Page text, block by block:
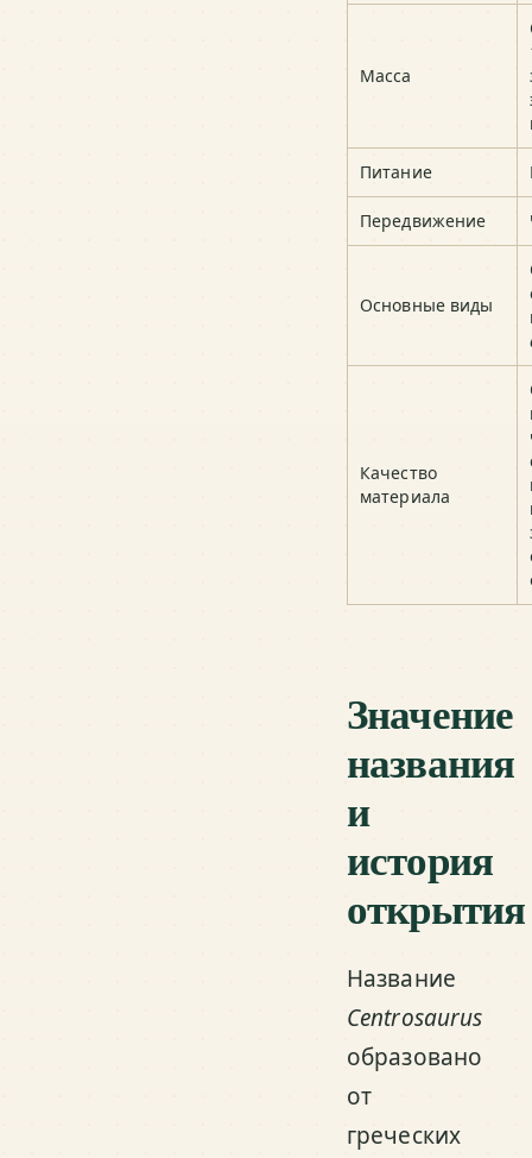
Масса
Питание
Передвижение
Основные виды
Качество
материала
Значение
названия
и
история
открытия
Название
Centrosaurus
образовано
от
греческих